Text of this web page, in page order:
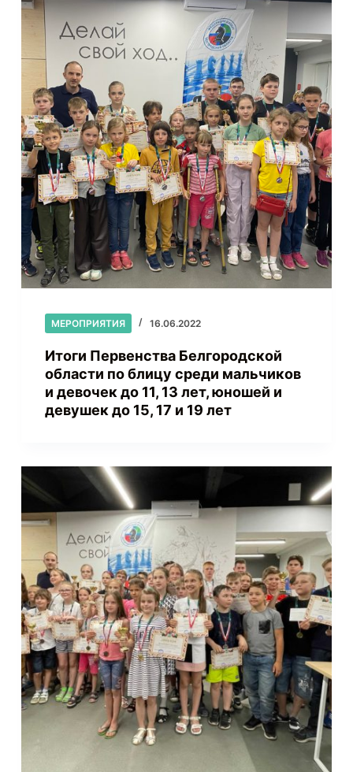
МЕРОПРИЯТИЯ 16.06.2022
Итоги Первенства Белгородской
области по блицу среди мальчиков
и девочек до 11, 13 лет, юношей и
девушек до 15, 17 и 19 лет